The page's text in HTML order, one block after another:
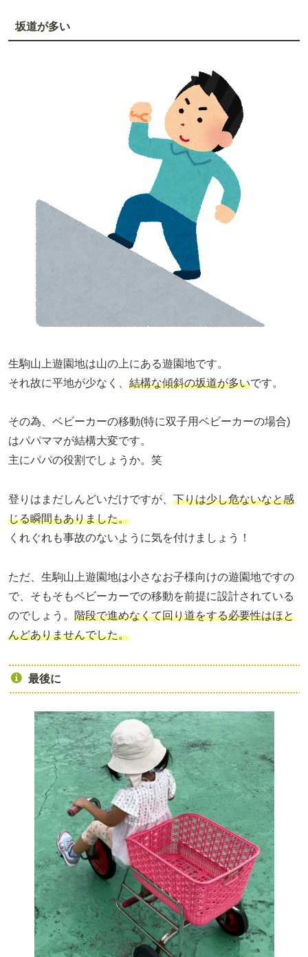
坂道が多い
生駒山上遊園地は山の上にある遊園地です。
それ故に平地が少なく、 結構な傾斜の坂道が多いです。
その為、ベビーカーの移動(特に双子用ベビーカーの場合)
はパパママが結構大変です。
主にパパの役割でしょうか。笑
登りはまだしんどいだけですが、 下りは少し危ないなと感
じる瞬間もありました。
くれぐれも事故のないように気を付けましょう！
ただ、生駒山上遊園地は小さなお子様向けの遊園地ですの
で、そもそもベビーカーでの移動を前提に設計されている
のでしょう。 階段で進めなくて回り道をする必要性はほと
んどありませんでした。
最後に